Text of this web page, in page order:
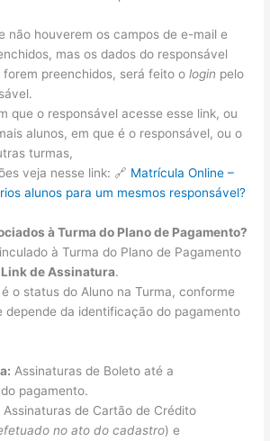
não houverem os campos de e-mail e
mas os dados do responsável
forem preenchidos, será feito ologin pelo
que o responsável acesse esse link, ou
alunos, em que é o responsável, ou o
turmas,
veja nesse link: 🔗 Matrícula Online –
alunos para um mesmos responsável?
à Turma do Plano de Pagamento?
à Turma do Plano de Pagamento
Link de Assinatura.
o status do Aluno na Turma, conforme
depende da identificação do pagamento
Assinaturas de Boleto até a
pagamento.
Assinaturas de Cartão de Crédito
no ato do cadastro) e